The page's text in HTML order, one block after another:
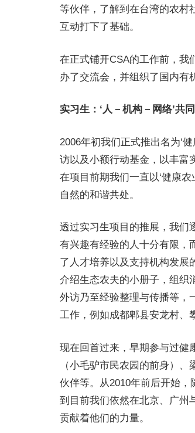
等伙伴，了解到在台湾的农村
互动打下了基础。
在正式铺开CSA的工作前，我
办了交流会，并组织了国内有
实习生：‘人－机构－网络’共
2006年初我们正式推出名为‘
访以及小额行动基金，以丰富
在项目前期我们一直以‘健康
自然的和谐共处。
透过实习生项目的推展，我们
有兴趣有经验的人十分有限，
了人才培养以及支持机构发展
介绍生态农夫的小册子，组织
外访乃至经验整理与传播等，
工作，例如成都郫县安龙村、
现在回首过来，早期参与过健
（小毛驴市民农园的前身）
伙伴等。从2010年前后开始
到目前我们依然在北京、广州
贡献着他们的力量。